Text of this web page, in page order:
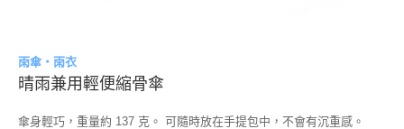
雨傘・雨衣
晴雨兼用輕便縮骨傘
傘身輕巧，重量約 137 克。 可隨時放在手提包中，不會有沉重感。